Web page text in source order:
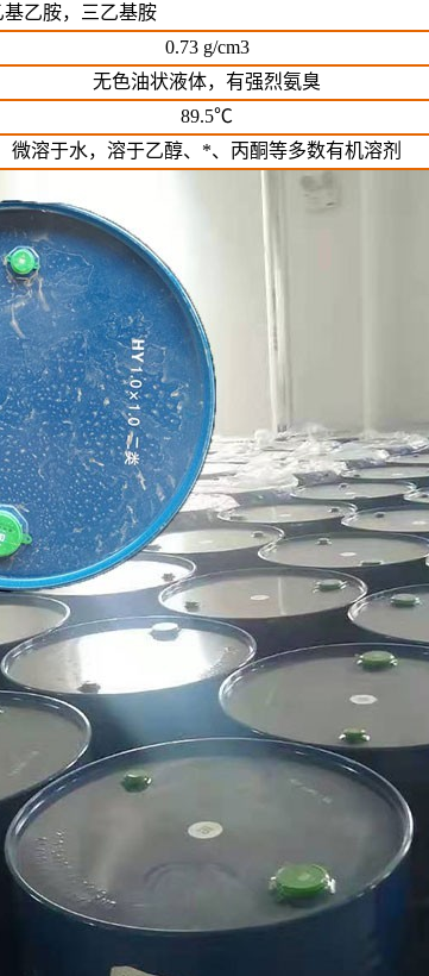
乙胺，三乙基胺
0.73 g/cm3
无色油状液体，有强烈氨臭
89.5℃
微溶于水，溶于乙醇、*、丙酮等多数有机溶剂